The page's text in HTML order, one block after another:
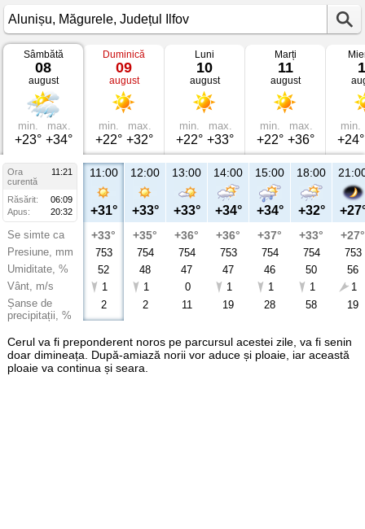
Vremea
Alunișu
Măgurele,
Județul
Ilfov
Sâmbătă
08
august
min.
+23°
max.
+34°
Duminică
09
august
min.
+22°
max.
+32°
Luni
10
august
min.
+22°
max.
+33°
Marți
11
august
min.
+22°
max.
+36°
min.
+24°
Ora
11:21
curentă
Răsărit:
06:09
Apus:
20:32
Se simte ca
Presiune, mm
Umiditate, %
Vânt, m/s
Șanse de
precipitații, %
11:00
+31°
+33°
753
52
1
2
12:00
+33°
+35°
754
48
1
2
13:00
+33°
+36°
754
47
0
11
14:00
+34°
+36°
753
47
1
19
15:00
+34°
+37°
754
46
1
28
18:00
+32°
+33°
754
50
1
58
+27°
753
56
1
19
Cerul va fi preponderent noros pe parcursul acestei zile, va fi senin
doar dimineața. După-amiază norii vor aduce și ploaie, iar această
ploaie va continua și seara.